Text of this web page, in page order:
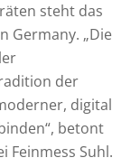
steht das
Germany. „Die
der
digital
betont
Feinmess Suhl.